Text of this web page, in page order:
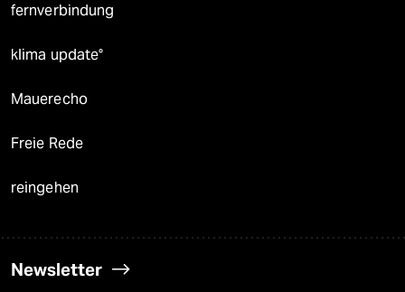
fernverbindung
klima update°
Mauerecho
Freie Rede
reingehen
Newsletter